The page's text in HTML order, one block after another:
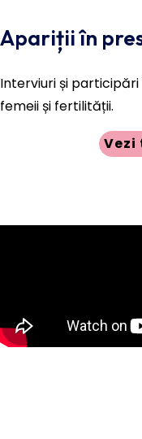
Apariții în
Interviuri și
femeii și fertilității.